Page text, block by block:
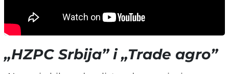
„HZPC Srbija” i „Trade agro”